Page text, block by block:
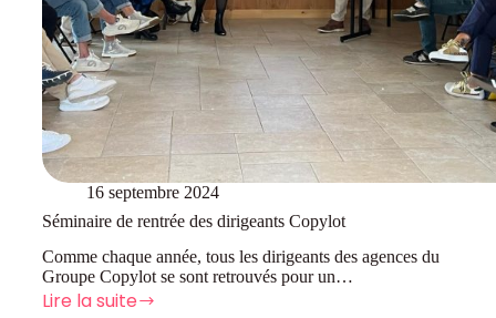
16 septembre 2024
Séminaire de rentrée des dirigeants Copylot
Comme chaque année, tous les dirigeants des agences du
Groupe Copylot se sont retrouvés pour un…
Lire la suite